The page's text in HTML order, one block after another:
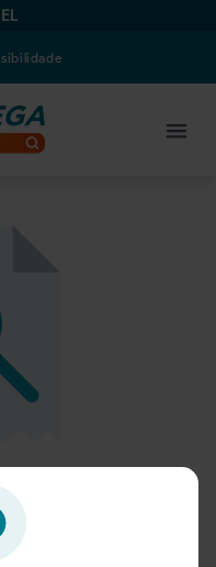
Buscar Oportunidades.